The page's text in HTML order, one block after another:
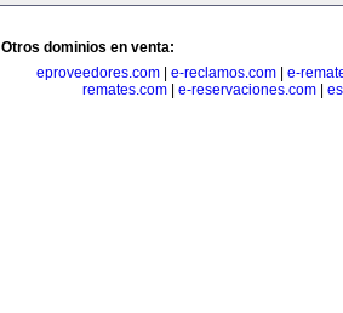
Otros dominios en venta:
eproveedores.com
e-reclamos.com
e-
remates.com| e-reservaciones.com|